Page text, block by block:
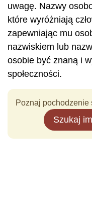
uwagę. Nazwy
które wyróżniają
zapewniając mu
nazwiskiem lub
osobie być znaną i
społeczności.
Poznaj pochodzenie
Szukaj